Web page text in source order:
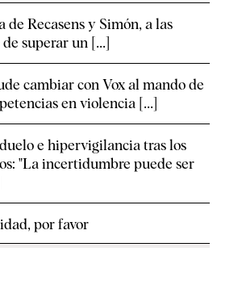
de Recasens y Simón, a las
superar un [...]
cambiar con Vox al mando de
en violencia [...]
e hipervigilancia tras los
"La incertidumbre puede ser
por favor